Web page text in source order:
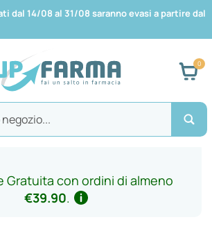
dal 14/08 al 31/08 saranno evasi a partire dal
Gratuita con ordini di almeno
€39.90.